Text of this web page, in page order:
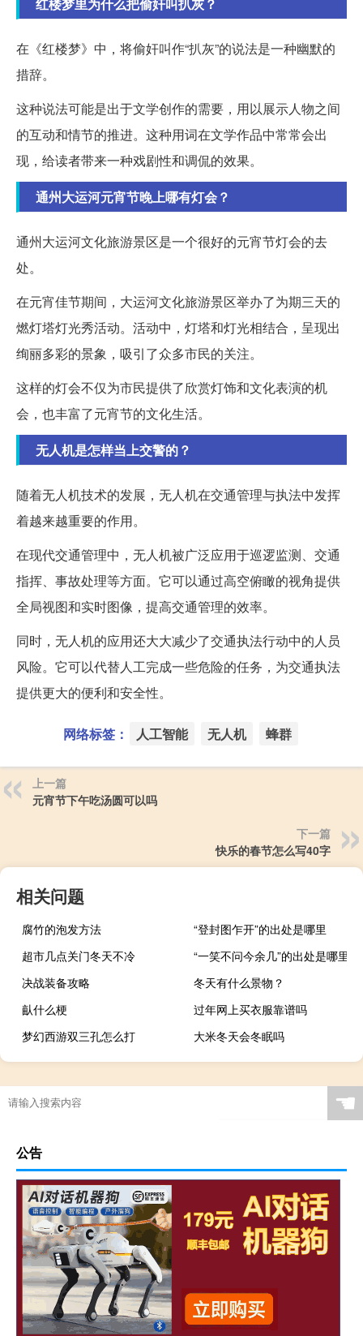
在《红楼梦》中，将偷奸叫作“扒灰”的说法是一种幽默的
措辞。
这种说法可能是出于文学创作的需要，用以展示人物之间
的互动和情节的推进。这种用词在文学作品中常常会出
现，给读者带来一种戏剧性和调侃的效果。
通州大运河元宵节晚上哪有灯会？
通州大运河文化旅游景区是一个很好的元宵节灯会的去
处。
在元宵佳节期间，大运河文化旅游景区举办了为期三天的
燃灯塔灯光秀活动。活动中，灯塔和灯光相结合，呈现出
绚丽多彩的景象，吸引了众多市民的关注。
这样的灯会不仅为市民提供了欣赏灯饰和文化表演的机
会，也丰富了元宵节的文化生活。
无人机是怎样当上交警的？
随着无人机技术的发展，无人机在交通管理与执法中发挥
着越来越重要的作用。
在现代交通管理中，无人机被广泛应用于巡逻监测、交通
指挥、事故处理等方面。它可以通过高空俯瞰的视角提供
全局视图和实时图像，提高交通管理的效率。
同时，无人机的应用还大大减少了交通执法行动中的人员
风险。它可以代替人工完成一些危险的任务，为交通执法
提供更大的便利和安全性。
网络标签： 人工智能 无人机 蜂群
上一篇
元宵节下午吃汤圆可以吗
下一篇
快乐的春节怎么写40字
相关问题
腐竹的泡发方法
“登封图乍开”的出处是哪里
超市几点关门冬天不冷
“一笑不问今余几”的出处是哪里
决战装备攻略
冬天有什么景物？
畒什么梗
过年网上买衣服靠谱吗
梦幻西游双三孔怎么打
大米冬天会冬眠吗
☚
公告